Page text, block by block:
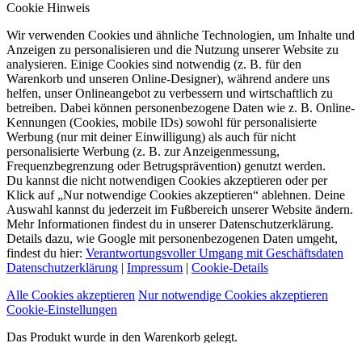
Cookie Hinweis
Wir verwenden Cookies und ähnliche Technologien, um Inhalte und
Anzeigen zu personalisieren und die Nutzung unserer Website zu
analysieren. Einige Cookies sind notwendig (z. B. für den
Warenkorb und unseren Online-Designer), während andere uns
helfen, unser Onlineangebot zu verbessern und wirtschaftlich zu
betreiben. Dabei können personenbezogene Daten wie z. B. Online-
Kennungen (Cookies, mobile IDs) sowohl für personalisierte
Werbung (nur mit deiner Einwilligung) als auch für nicht
personalisierte Werbung (z. B. zur Anzeigenmessung,
Frequenzbegrenzung oder Betrugsprävention) genutzt werden.
Du kannst die nicht notwendigen Cookies akzeptieren oder per
Klick auf „Nur notwendige Cookies akzeptieren“ ablehnen. Deine
Auswahl kannst du jederzeit im Fußbereich unserer Website ändern.
Mehr Informationen findest du in unserer Datenschutzerklärung.
Details dazu, wie Google mit personenbezogenen Daten umgeht,
findest du hier: Verantwortungsvoller Umgang mit Geschäftsdaten
Datenschutzerklärung | Impressum | Cookie-Details
Alle Cookies akzeptieren Nur notwendige Cookies akzeptieren
Cookie-Einstellungen
Das Produkt wurde in den Warenkorb gelegt.